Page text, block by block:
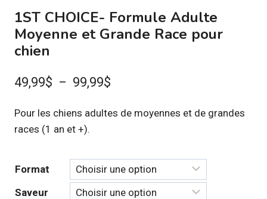
1ST CHOICE- Formule Adulte
Moyenne et Grande Race pour
chien
49,99$ – 99,99$
à
99,99$
Pour les chiens adultes de moyennes et de grandes
races (1 an et +).
Format
Saveur